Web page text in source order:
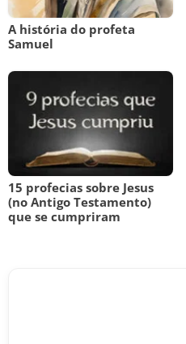
A história do profeta
Samuel
15 profecias sobre Jesus
(no Antigo Testamento)
que se cumpriram